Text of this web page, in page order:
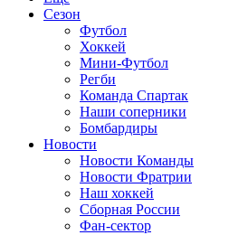
Сезон
Футбол
Хоккей
Мини-Футбол
Регби
Команда Спартак
Наши соперники
Бомбардиры
Новости
Новости Команды
Новости Фратрии
Наш хоккей
Сборная России
Фан-cектор